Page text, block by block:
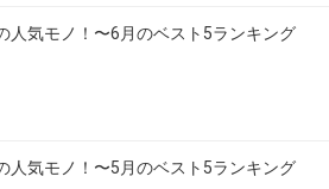
人気モノ！〜6月のベスト5ランキング
人気モノ！〜5月のベスト5ランキング